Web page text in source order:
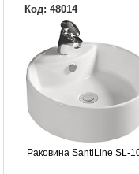
SEREL
ЭСТЕТ
Код: 48014
Раковина SantiLine SL-